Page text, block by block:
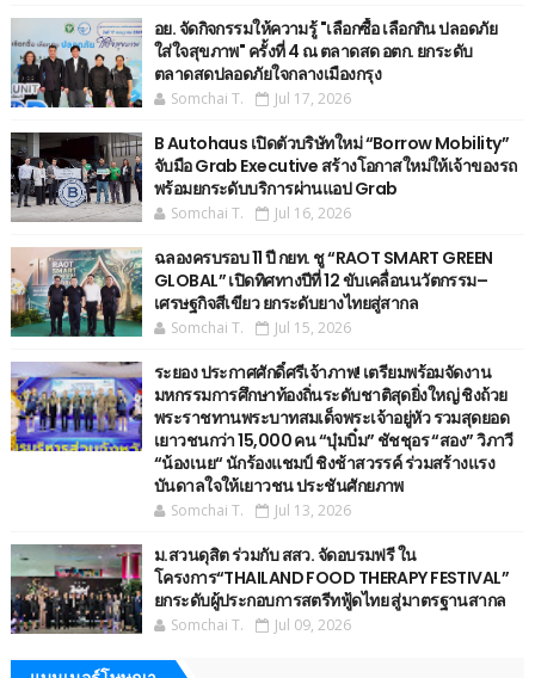
อย. จัดกิจกรรมให้ความรู้ "เลือกซื้อ เลือกกิน ปลอดภัย
ใส่ใจสุขภาพ" ครั้งที่ 4 ณ ตลาดสด อตก. ยกระดับ
ตลาดสดปลอดภัยใจกลางเมืองกรุง
Somchai T. Jul 17, 2026
B Autohaus เปิดตัวบริษัทใหม่ “Borrow Mobility”
จับมือ Grab Executive สร้างโอกาสใหม่ให้เจ้าของรถ
พร้อมยกระดับบริการผ่านแอป Grab
Somchai T. Jul 16, 2026
ฉลองครบรอบ 11 ปี กยท. ชู “RAOT SMART GREEN
GLOBAL” เปิดทิศทางปีที่ 12 ขับเคลื่อนนวัตกรรม–
เศรษฐกิจสีเขียว ยกระดับยางไทยสู่สากล
Somchai T. Jul 15, 2026
ระยอง ประกาศศักดิ์ศรีเจ้าภาพ! เตรียมพร้อมจัดงาน
มหกรรมการศึกษาท้องถิ่นระดับชาติสุดยิ่งใหญ่ ชิงถ้วย
พระราชทานพระบาทสมเด็จพระเจ้าอยู่หัว รวมสุดยอด
เยาวชนกว่า 15,000 คน “บุ๋มบิ๋ม” ชัชชุอร “สอง” วิภาวี
“น้องเนย“ นักร้องแชมป์ ชิงช้าสวรรค์ ร่วมสร้างแรง
บันดาลใจให้เยาวชน ประชันศักยภาพ
Somchai T. Jul 13, 2026
ม.สวนดุสิต ร่วมกับ สสว. จัดอบรมฟรี ใน
โครงการ“THAILAND FOOD THERAPY FESTIVAL”
ยกระดับผู้ประกอบการสตรีทฟู้ดไทย สู่มาตรฐานสากล
Somchai T. Jul 09, 2026